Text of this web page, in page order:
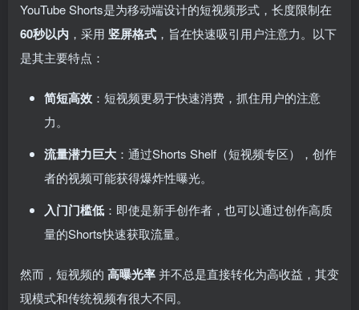
YouTube Shorts是为移动端设计的短视频形式，长度限制在
60秒以内 ，采用 竖屏格式 ，旨在快速吸引用户注意力。以下
是其主要特点：
简短高效 ：短视频更易于快速消费，抓住用户的注意
力。
流量潜力巨大 ：通过Shorts Shelf（短视频专区），创作
者的视频可能获得爆炸性曝光。
入门门槛低 ：即使是新手创作者，也可以通过创作高质
量的Shorts快速获取流量。
然而，短视频的 高曝光率并不总是直接转化为高收益，其变
现模式和传统视频有很大不同。